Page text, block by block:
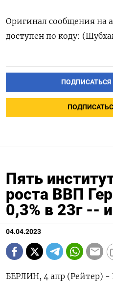
Оригинал сообщения на
доступен по коду:
ПОДПИСАТЬСЯ
Пять
роста ВВП
0,3% в 23г --
04.04.2023
БЕРЛИН, 4 апр (Рейтер) -